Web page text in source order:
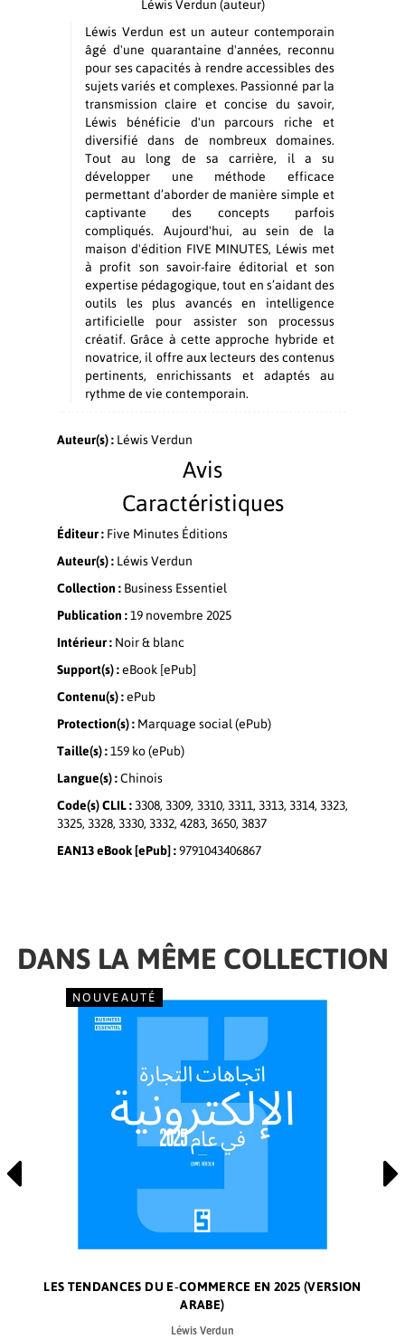
Léwis Verdun (auteur)
Léwis Verdun est un auteur contemporain
âgé d'une quarantaine d'années, reconnu
pour ses capacités à rendre accessibles des
sujets variés et complexes. Passionné par la
transmission claire et concise du savoir,
Léwis bénéficie d'un parcours riche et
diversifié dans de nombreux domaines.
Tout au long de sa carrière, il a su
développer une méthode efficace
permettant d’aborder de manière simple et
captivante des concepts parfois
compliqués. Aujourd'hui, au sein de la
maison d'édition FIVE MINUTES, Léwis met
à profit son savoir-faire éditorial et son
expertise pédagogique, tout en s’aidant des
outils les plus avancés en intelligence
artificielle pour assister son processus
créatif. Grâce à cette approche hybride et
novatrice, il offre aux lecteurs des contenus
pertinents, enrichissants et adaptés au
rythme de vie contemporain.
Auteur(s) : Léwis Verdun
Avis
Caractéristiques
Éditeur : Five Minutes Éditions
Auteur(s) : Léwis Verdun
Collection : Business Essentiel
Publication :19 novembre 2025
Intérieur :Noir & blanc
Support(s) :eBook [ePub]
Contenu(s) :ePub
Protection(s) :Marquage social (ePub)
Taille(s) :159 ko (ePub)
Langue(s) :Chinois
Code(s) CLIL : 3308, 3309, 3310, 3311, 3313, 3314, 3323,
3325, 3328, 3330, 3332, 4283, 3650, 3837
EAN13 eBook [ePub] :9791043406867
DANS LA MÊME COLLECTION
NOUVEAUTÉ
LES TENDANCES DU E‑COMMERCE EN 2025 (VERSION
ARABE)
Léwis Verdun